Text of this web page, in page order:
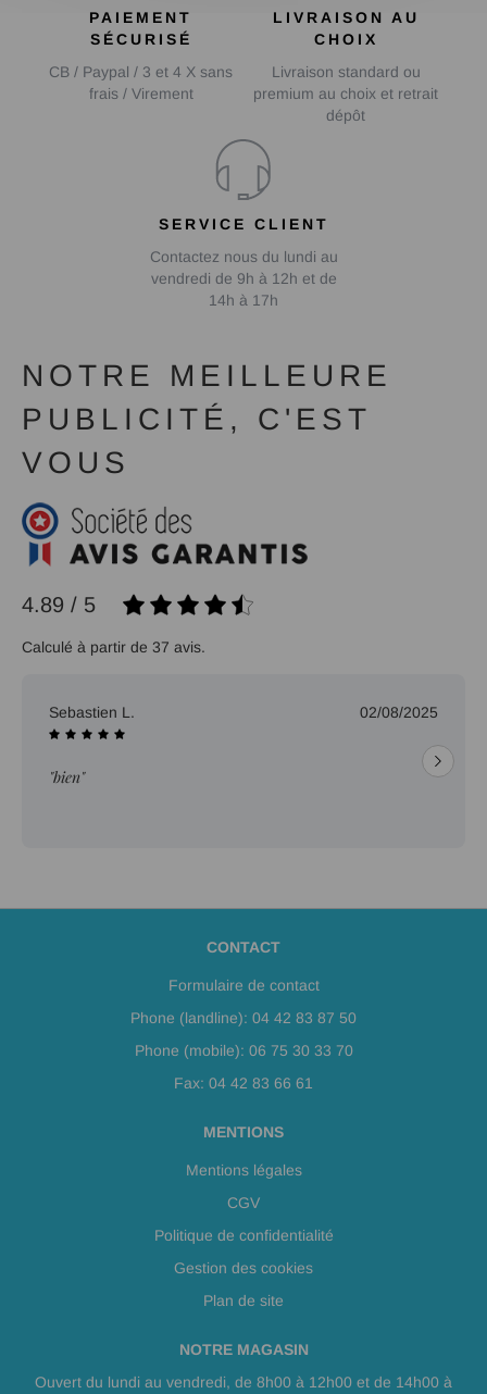
PAIEMENT
SÉCURISÉ
CB / Paypal / 3 et 4 X sans
frais / Virement
LIVRAISON AU
CHOIX
Livraison standard ou
premium au choix et retrait
dépôt
SERVICE CLIENT
Contactez nous du lundi au
vendredi de 9h à 12h et de
14h à 17h
NOTRE MEILLEURE
PUBLICITÉ, C'EST
VOUS
4.89 / 5
Calculé à partir de 37 avis.
Sebastien L. 02/08/2025
"bien"
CONTACT
Formulaire de contact
Phone (landline): 04 42 83 87 50
Phone (mobile): 06 75 30 33 70
Fax: 04 42 83 66 61
MENTIONS
Mentions légales
CGV
Politique de confidentialité
Gestion des cookies
Plan de site
NOTRE MAGASIN
Ouvert du lundi au vendredi, de 8h00 à 12h00 et de 14h00 à